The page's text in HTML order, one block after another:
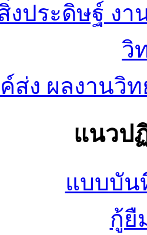
งประดิษฐ์ งา
วิ
ส่ง ผลงานวิ
แนวป
แบบบัน
กู้ยื